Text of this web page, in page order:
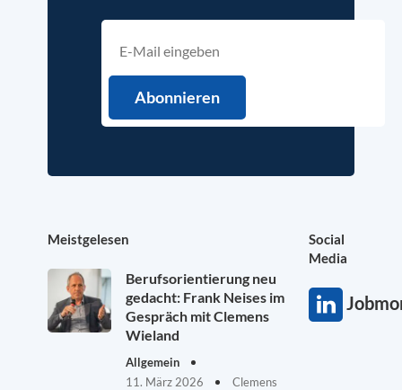
Meistgelesen
Berufsorientierung neu
gedacht: Frank Neises im
Gespräch mit Clemens
Wieland
Allgemein
11. März 2026
Clemens
Social
Media